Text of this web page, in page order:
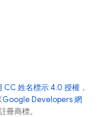
CC 姓名標示 4.0 授權 ，
Google Developers 網
商標。